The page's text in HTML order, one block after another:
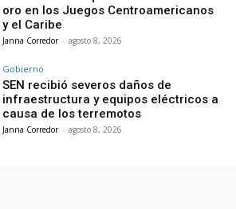
oro en los Juegos Centroamericanos
y el Caribe
Janna Corredor - agosto 8, 2026
Gobierno
SEN recibió severos daños de
infraestructura y equipos eléctricos a
causa de los terremotos
Janna Corredor - agosto 8, 2026